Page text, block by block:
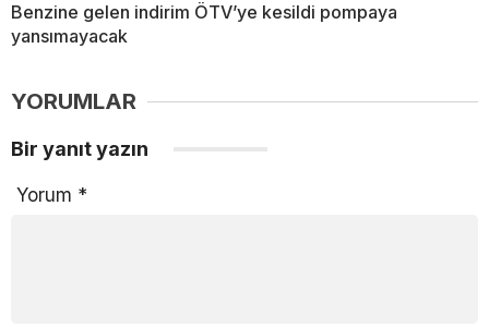
Benzine gelen indirim ÖTV’ye kesildi pompaya
yansımayacak
YORUMLAR
Bir yanıt yazın
Yorum *